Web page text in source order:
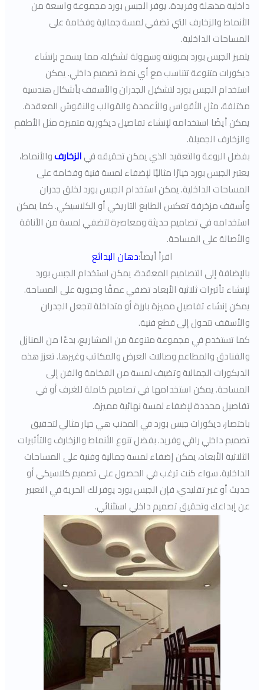
داخلية مذهلة وفريدة. يوفر الجبس بورد مجموعة واسعة من
الأنماط والزخارف التي تضفي لمسة جمالية وفخامة على
المساحات الداخلية.
يتميز الجبس بورد بمرونته وسهولة تشكيله، مما يسمح بإنشاء
ديكورات متنوعة تتناسب مع أي نمط تصميم داخلي. يمكن
استخدام الجبس بورد لتشكيل الجدران والأسقف بأشكال هندسية
مختلفة، مثل الأقواس والأعمدة والقوالب والنقوش المعقدة.
يمكن أيضًا استخدامه لإنشاء تفاصيل ديكورية متميزة مثل الأطقم
والزخارف الجميلة.
بفضل الروعة والتعقيد الذي يمكن تحقيقه فيالزخارفوالأنماط،
يعتبر الجبس بورد خيارًا مثاليًا لإضفاء لمسة فنية وفخامة على
المساحات الداخلية. يمكن استخدام الجبس بورد لخلق جدران
وأسقف مزخرفة تعكس الطابع التاريخي أو الكلاسيكي. كما يمكن
استخدامه في تصاميم حديثة ومعاصرة لتضفي لمسة من الأناقة
والأصالة على المساحة.
اقرأ أيضاً:دهان البدائع
بالإضافة إلى التصاميم المعقدة، يمكن استخدام الجبس بورد
لإنشاء تأثيرات ثلاثية الأبعاد تضفي عمقًا وحيوية على المساحة.
يمكن إنشاء تفاصيل مميزة بارزة أو متداخلة لتجعل الجدران
والأسقف تتحول إلى قطع فنية.
كما تستخدم في مجموعة متنوعة من المشاريع، بدءًا من المنازل
والفنادق والمطاعم وصالات العرض والمكاتب وغيرها. تعزز هذه
الديكورات الجمالية وتضيف لمسة من الفخامة والفن إلى
المساحة. يمكن استخدامها في تصاميم كاملة للغرف أو في
تفاصيل محددة لإضفاء لمسة نهائية مميزة.
باختصار، ديكورات جبس بورد في المذنب هي خيار مثالي لتحقيق
تصميم داخلي راقي وفريد. بفضل تنوع الأنماط والزخارف والتأثيرات
الثلاثية الأبعاد، يمكن إضفاء لمسة جمالية وفنية على المساحات
الداخلية. سواء كنت ترغب في الحصول على تصميم كلاسيكي أو
حديث أو غير تقليدي، فإن الجبس بورد يوفر لك الحرية في التعبير
عن إبداعك وتحقيق تصميم داخلي استثنائي.